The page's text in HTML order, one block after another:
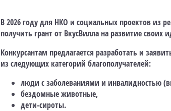
В 2026 году для НКО и социальных проектов из
получить грант от ВкусВилла на развитие
Конкурсантам предлагается разработать и
из следующих категорий благополучателей:
люди с заболеваниями и инвалидностью
бездомные животные,
дети-сироты.